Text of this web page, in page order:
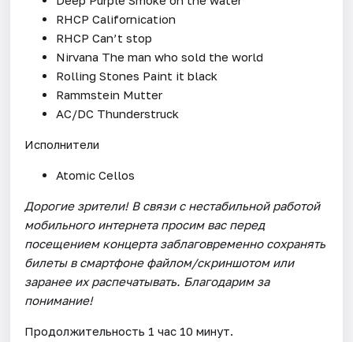
RHCP Californication
RHCP Can’t stop
Nirvana The man who sold the world
Rolling Stones Paint it black
Rammstein Mutter
AC/DC Thunderstruck
Исполнители
Atomic Cellos
Дорогие зрители! В связи с нестабильной работой
мобильного интернета просим вас перед
посещением концерта заблаговременно сохранять
билеты в смартфоне файлом/скриншотом или
заранее их распечатывать. Благодарим за
понимание!
Продолжительность 1 час 10 минут.